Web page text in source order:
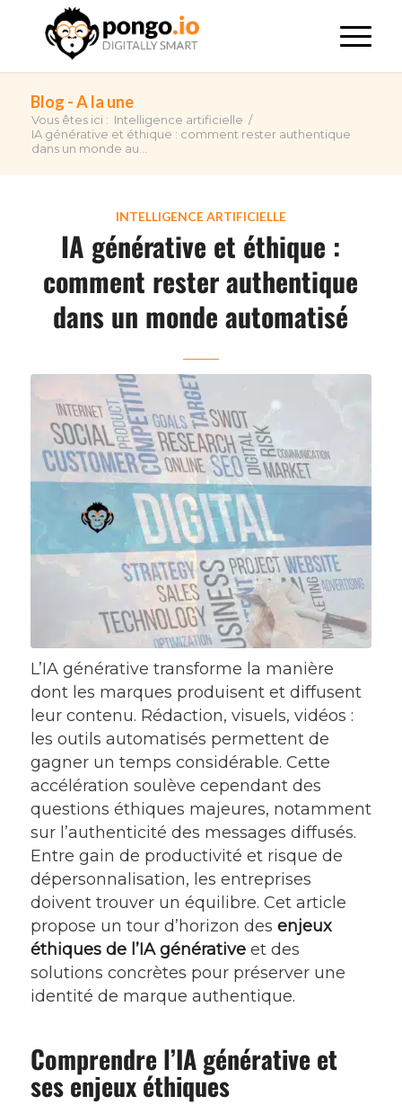
Blog - A la une
Vous êtes ici : Intelligence artificielle /
IA générative et éthique : comment rester authentique
dans un monde au...
INTELLIGENCE ARTIFICIELLE
IA générative et éthique :
comment rester authentique
dans un monde automatisé
L’IA générative transforme la manière
dont les marques produisent et diffusent
leur contenu. Rédaction, visuels, vidéos :
les outils automatisés permettent de
gagner un temps considérable. Cette
accélération soulève cependant des
questions éthiques majeures, notamment
sur l’authenticité des messages diffusés.
Entre gain de productivité et risque de
dépersonnalisation, les entreprises
doivent trouver un équilibre. Cet article
propose un tour d’horizon des enjeux
éthiques de l’IA générativeet des
solutions concrètes pour préserver une
identité de marque authentique.
Comprendre l’IA générative et
ses enjeux éthiques